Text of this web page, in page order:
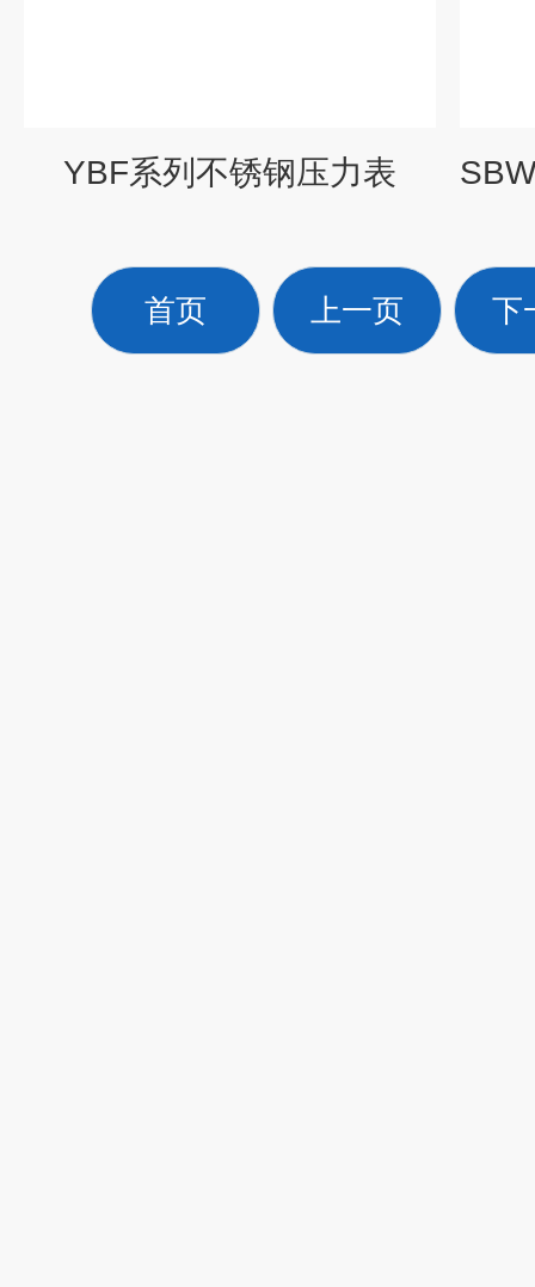
YBF系列不锈钢压力表
首页 上一页 下